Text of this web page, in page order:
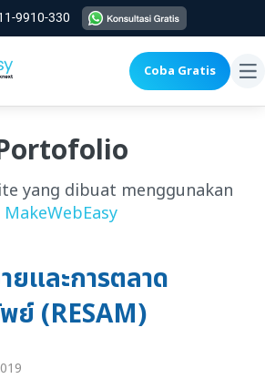
9910-330
Coba Gratis
yang dibuat menggunakan
MakeWebEasy
ยและการตลาด
ย์ (RESAM)